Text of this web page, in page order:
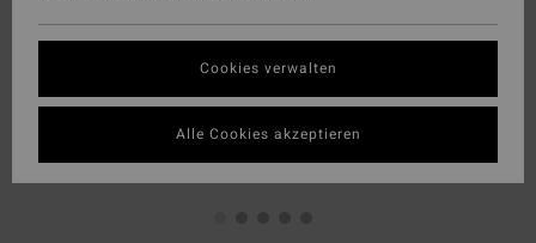
Cookies verwalten
Alle Cookies akzeptieren